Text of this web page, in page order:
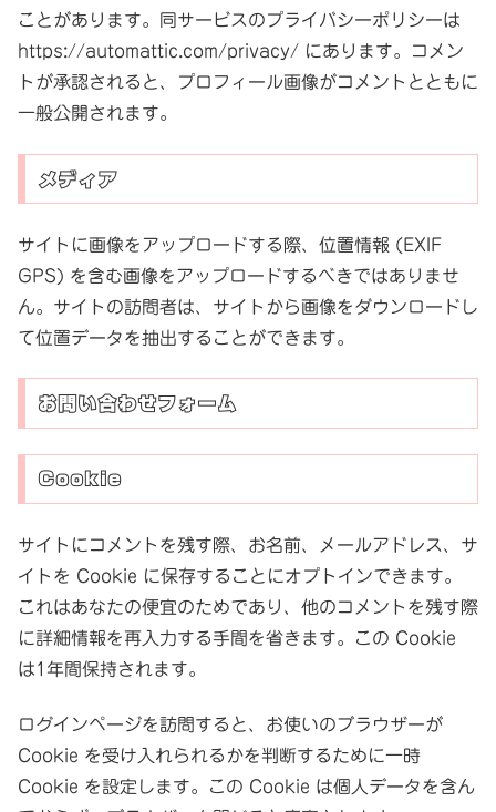
ことがあります。同サービスのプライバシーポリシーは
https://automattic.com/privacy/ にあります。コメン
トが承認されると、プロフィール画像がコメントとともに
一般公開されます。
メディア
サイトに画像をアップロードする際、位置情報 (EXIF
GPS) を含む画像をアップロードするべきではありませ
ん。サイトの訪問者は、サイトから画像をダウンロードし
て位置データを抽出することができます。
お問い合わせフォーム
Cookie
サイトにコメントを残す際、お名前、メールアドレス、サ
イトを Cookie に保存することにオプトインできます。
これはあなたの便宜のためであり、他のコメントを残す際
に詳細情報を再入力する手間を省きます。この Cookie
は1年間保持されます。
ログインページを訪問すると、お使いのブラウザーが
Cookie を受け入れられるかを判断するために一時
Cookie を設定します。この Cookie は個人データを含ん